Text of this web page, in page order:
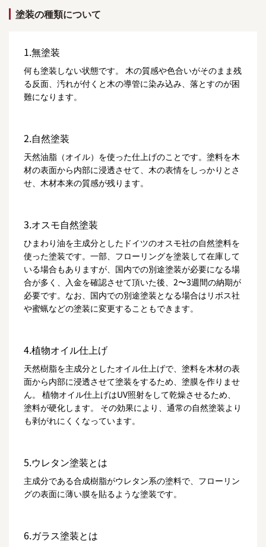
塗装の種類について
1.無塗装
何も塗装しない状態です。 木の質感や色合いがそのまま残
る反面、汚れが付くと木の導管に染み込み、落とすのが困
難になります。
2.自然塗装
天然油脂（オイル）を使った仕上げのことです。塗料を木
材の表面から内部に浸透させて、木の表情をしっかりとさ
せ、木材本来の質感が残ります。
3.オスモ自然塗装
ひまわり油を主成分としたドイツのオスモ社の自然塗料を
使った塗装です。一部、フローリングを塗装して在庫して
いる場合もありますが、国内での別途塗装が必要になる場
合が多く、入金を確認させて頂いた後、2〜3週間の納期が
必要です。なお、国内での別途塗装となる場合はリボス社
や蜜蝋などの塗装に変更することもできます。
4.植物オイル仕上げ
天然樹脂を主成分としたオイル仕上げで、塗料を木材の表
面から内部に浸透させて塗装をするため、塗膜を作りませ
ん。 植物オイル仕上げはUV照射をして乾燥させるため、
塗料が硬化します。 その効果により、通常の自然塗装より
も剥がれにくくなっています。
5.ウレタン塗装とは
主成分である合成樹脂がウレタン系の塗料で、フローリン
グの表面に薄い膜を貼るような塗装です。
6.ガラス塗装とは